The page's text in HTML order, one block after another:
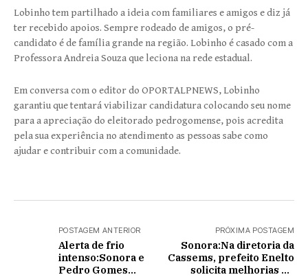
Lobinho tem partilhado a ideia com familiares e amigos e diz já
ter recebido apoios. Sempre rodeado de amigos, o pré-
candidato é de família grande na região. Lobinho é casado com a
Professora Andreia Souza que leciona na rede estadual.
Em conversa com o editor do OPORTALPNEWS, Lobinho
garantiu que tentará viabilizar candidatura colocando seu nome
para a apreciação do eleitorado pedrogomense, pois acredita
pela sua experiência no atendimento as pessoas sabe como
ajudar e contribuir com a comunidade.
POSTAGEM ANTERIOR
Alerta de frio
intenso:Sonora e
Pedro Gomes
PRÓXIMA POSTAGEM
Sonora:Na diretoria da
Cassems, prefeito Enelto
solicita melhorias no